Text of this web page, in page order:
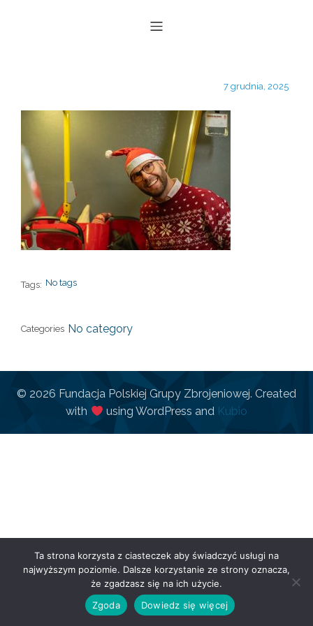
7 grudnia, 2025
Tags: No tags
Categories No category
© 2026 Fundacja Polskiej Grupy Zbrojeniowej. Created
with
using WordPress and Kubio
Ta strona korzysta z ciasteczek aby świadczyć usługi na
najwyższym poziomie. Dalsze korzystanie ze strony oznacza,
że zgadzasz się na ich użycie.
Zgoda
Dowiedz się więcej